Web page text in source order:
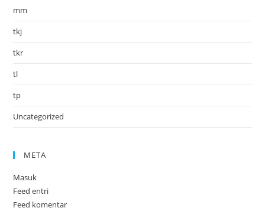
mm
tkj
tkr
tl
tp
Uncategorized
META
Masuk
Feed entri
Feed komentar